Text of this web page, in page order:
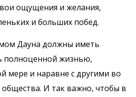
ощущения и желания,
и больших побед.
Дауна должны иметь
полноценной жизнью,
мере и наравне с другими во
общества. И так важно, чтобы в